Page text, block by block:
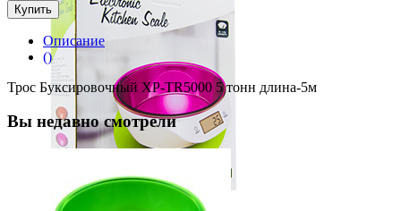
Описание
()
Трос Буксировочный XP-TR5000 5 тонн длина-5м
Вы недавно смотрели